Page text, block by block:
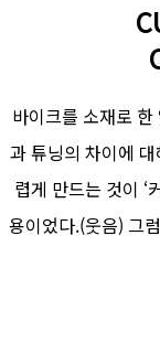
바이크를 소재로 한
과 튜닝의 차이에
렵게 만드는 것이 ‘
용이었다.(웃음) 그